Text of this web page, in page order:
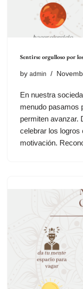
Sentirse orgulloso por
by admin
En nuestra
menudo pasamos
permiten avanzar.
celebrar los logros
motivación.